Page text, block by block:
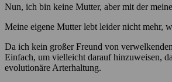
Nun, ich bin keine Mutter, aber mit der
Meine eigene Mutter lebt leider nicht mehr,
Da ich kein großer Freund von
Einfach, um vielleicht darauf hinzuweisen,
evolutionäre Arterhaltung.